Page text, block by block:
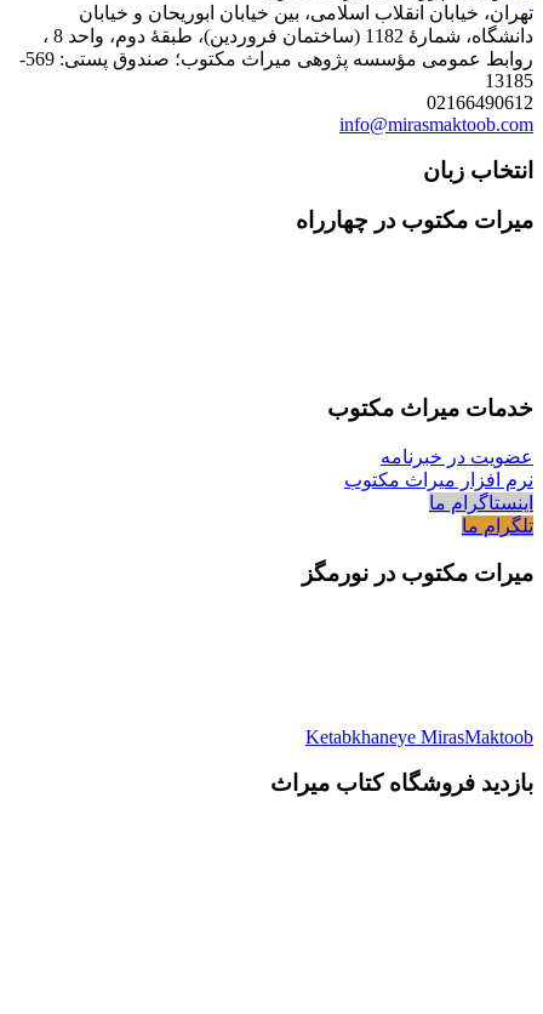
تهران، خیابان انقلاب اسلامی، بین خیابان ابوریحان و خیابان
دانشگاه، شمارۀ 1182 (ساختمان فروردین)، طبقۀ دوم، واحد 8 ،
روابط عمومی مؤسسه پژوهی میراث مکتوب؛ صندوق پستی: 569-
13185
02166490612
info@mirasmaktoob.com
انتخاب زبان
میرات مکتوب در چهارراه
خدمات میراث مکتوب
عضویت در خبرنامه
نرم افزار میراث مکتوب
اینستاگرام ما
تلگرام ما
میرات مکتوب در نورمگز
Ketabkhaneye MirasMaktoob
بازدید فروشگاه کتاب میراث